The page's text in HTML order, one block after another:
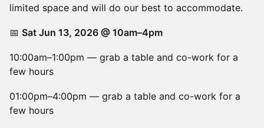
limited space and will do our best to accommodate.
📅 Sat Jun 13, 2026 @ 10am–4pm
10:00am–1:00pm — grab a table and co-work for a
few hours
01:00pm–4:00pm — grab a table and co-work for a
few hours